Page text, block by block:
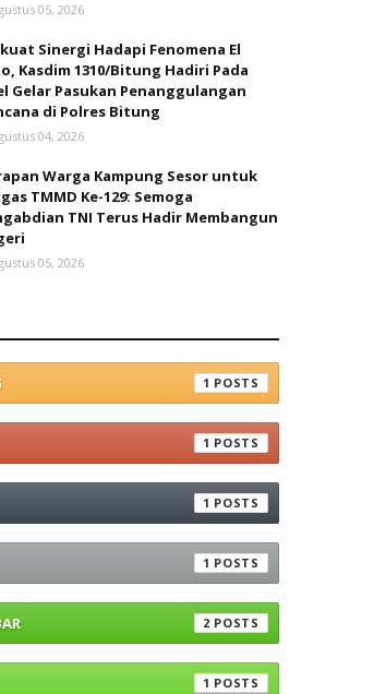
05, 2026
Sinergi Hadapi Fenomena El
Kasdim 1310/Bitung Hadiri Pada
Gelar Pasukan Penanggulangan
di Polres Bitung
04, 2026
Warga Kampung Sesor untuk
TMMD Ke-129: Semoga
TNI Terus Hadir Membangun
05, 2026
1
1
1
1
2
1